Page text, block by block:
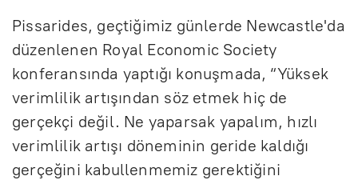
Pissarides, geçtiğimiz günlerde Newcastle'da
düzenlenen Royal Economic Society
konferansında yaptığı konuşmada, “Yüksek
verimlilik artışından söz etmek hiç de
gerçekçi değil. Ne yaparsak yapalım, hızlı
verimlilik artışı döneminin geride kaldığı
gerçeğini kabullenmemiz gerektiğini